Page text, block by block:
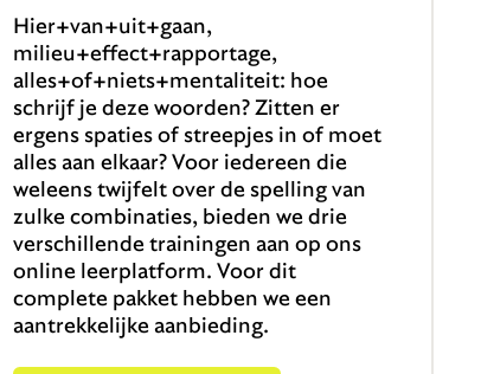
Hier+van+uit+gaan,
milieu+effect+rapportage,
alles+of+niets+mentaliteit: hoe
schrijf je deze woorden? Zitten er
ergens spaties of streepjes in of moet
alles aan elkaar? Voor iedereen die
weleens twijfelt over de spelling van
zulke combinaties, bieden we drie
verschillende trainingen aan op ons
online leerplatform. Voor dit
complete pakket hebben we een
aantrekkelijke aanbieding.